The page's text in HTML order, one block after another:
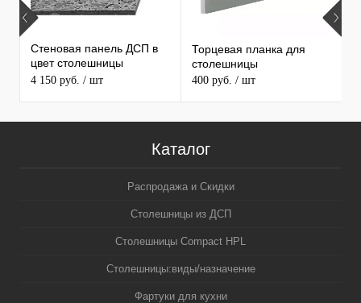
Стеновая панель ДСП в
цвет столешницы
MAERSS
4 150 руб. / шт
Торцевая планка для
столешницы
400 руб. / шт
Каталог
Распродажа и Скидки
Столешницы из ДСП
Столешницы Compact HPL
Столешницы:виды/назначение
Фартуки для кухни